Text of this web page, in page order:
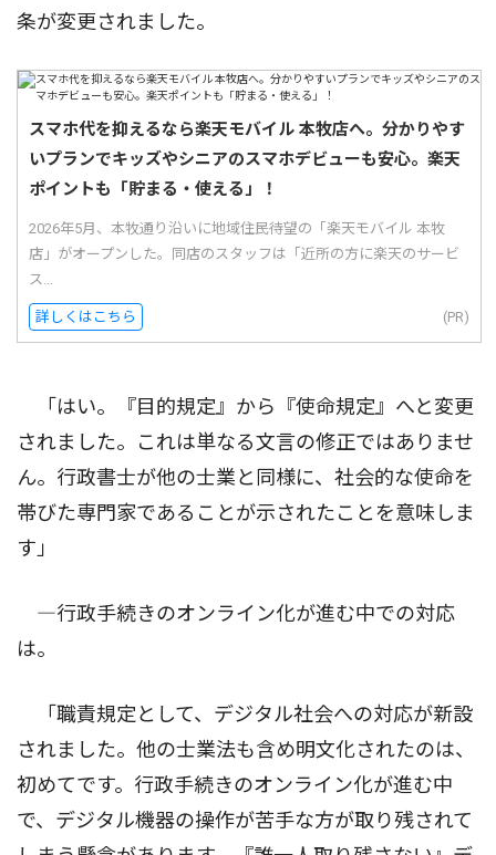
条が変更されました。
スマホ代を抑えるなら楽天モバイル 本牧店へ。分かりやす
いプランでキッズやシニアのスマホデビューも安心。楽天
ポイントも「貯まる・使える」！
2026年5月、本牧通り沿いに地域住民待望の「楽天モバイル 本牧
店」がオープンした。同店のスタッフは「近所の方に楽天のサービ
ス...
詳しくはこちら (PR)
「はい。『目的規定』から『使命規定』へと変更
されました。これは単なる文言の修正ではありませ
ん。行政書士が他の士業と同様に、社会的な使命を
帯びた専門家であることが示されたことを意味しま
す」
―行政手続きのオンライン化が進む中での対応
は。
「職責規定として、デジタル社会への対応が新設
されました。他の士業法も含め明文化されたのは、
初めてです。行政手続きのオンライン化が進む中
で、デジタル機器の操作が苦手な方が取り残されて